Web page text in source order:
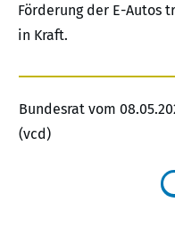
Förderung der E-Autos
in Kraft.
Bundesrat vom
(vcd)